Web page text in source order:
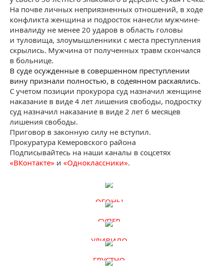
На почве личных неприязненных отношений, в ходе
конфликта женщина и подросток нанесли мужчине-
инвалиду не менее 20 ударов в область головы
и туловища, злоумышленники с места преступления
скрылись. Мужчина от полученных травм скончался
в больнице.
В суде осужденные в совершенном преступлении
вину признали полностью, в содеянном раскаялись.
С учетом позиции прокурора суд назначил женщине
наказание в виде 4 лет лишения свободы, подростку
суд назначил наказание в виде 2 лет 6 месяцев
лишения свободы.
Приговор в законную силу не вступил.
Прокуратура Кемеровского района
Подписывайтесь на наши каналы в соцсетях
«ВКонтакте» и «Одноклассники».
ОГОНЬ!
СУПЕР
УДИВИЛО
ГРУСТНО